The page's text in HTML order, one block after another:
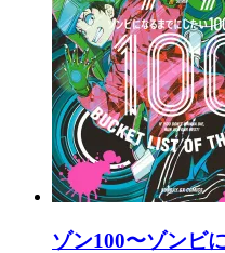
ゾン100〜ゾンビ